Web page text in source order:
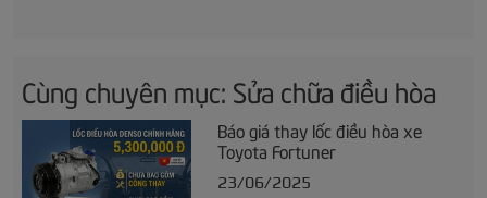
Cùng chuyên mục: Sửa chữa điều hòa
Báo giá thay lốc điều hòa xe
Toyota Fortuner
23/06/2025